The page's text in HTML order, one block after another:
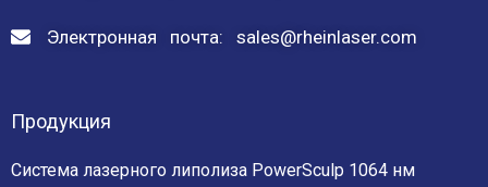
Электронная почта: sales@rheinlaser.com
Продукция
Система лазерного липолиза PowerSculp 1064 нм